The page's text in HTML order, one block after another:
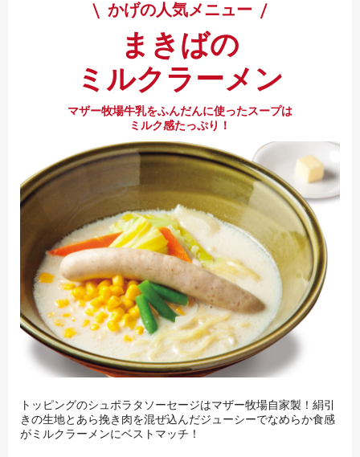
かげの人気メニュー
まきばの
ミルクラーメン
マザー牧場牛乳をふんだんに使ったスープは
ミルク感たっぷり！
トッピングのシュポラタソーセージはマザー牧場自家製！絹引
きの生地とあら挽き肉を混ぜ込んだジューシーでなめらか食感
がミルクラーメンにベストマッチ！